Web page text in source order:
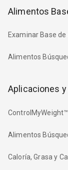
Alimentos
Examinar Base de
Alimentos
Aplicaciones
Alimentos
Caloría, Grasa y